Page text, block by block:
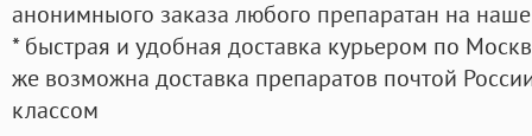
анонимныого заказа любого препаратан на
* быстрая и удобная доставка курьером по
же возможна доставка препаратов почтой
классом